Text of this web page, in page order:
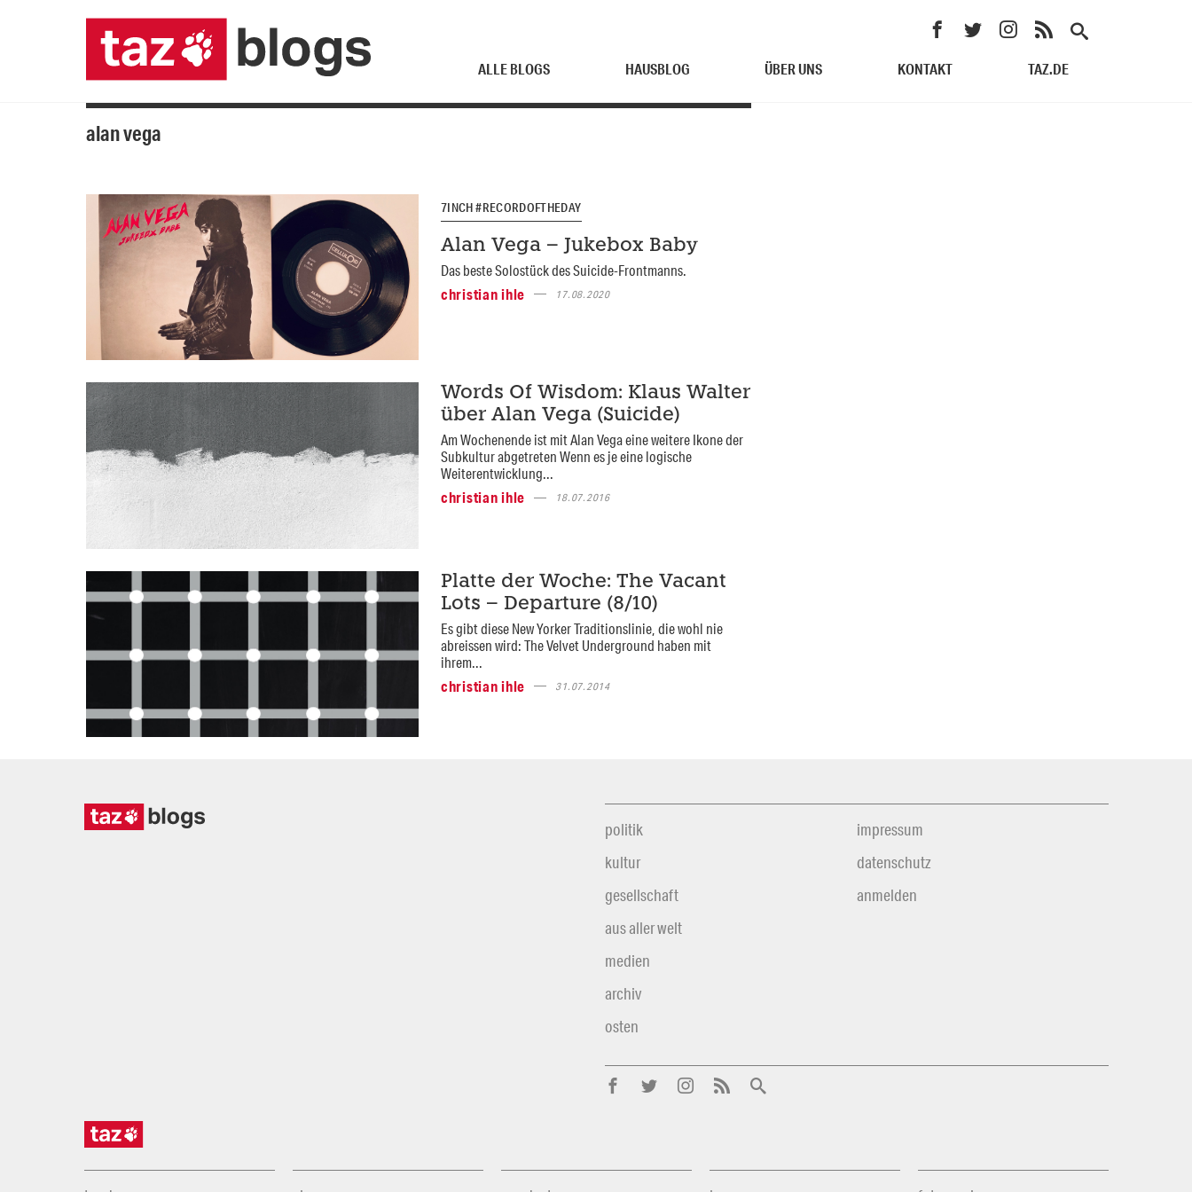
ALLE BLOGS HAUSBLOG ÜBER UNS KONTAKT TAZ.DE
alan vega
7INCH #RECORDOFTHEDAY
Alan Vega – Jukebox Baby
Das beste Solostück des Suicide-Frontmanns.
christian ihle
17.08.2020
Words Of Wisdom: Klaus Walter
über Alan Vega (Suicide)
Am Wochenende ist mit Alan Vega eine weitere Ikone der
Subkultur abgetreten Wenn es je eine logische
Weiterentwicklung...
christian ihle
18.07.2016
Platte der Woche: The Vacant
Lots – Departure (8/10)
Es gibt diese New Yorker Traditionslinie, die wohl nie
abreissen wird: The Velvet Underground haben mit
ihrem...
christian ihle
31.07.2014
politik
kultur
gesellschaft
aus aller welt
medien
archiv
osten
impressum
datenschutz
anmelden